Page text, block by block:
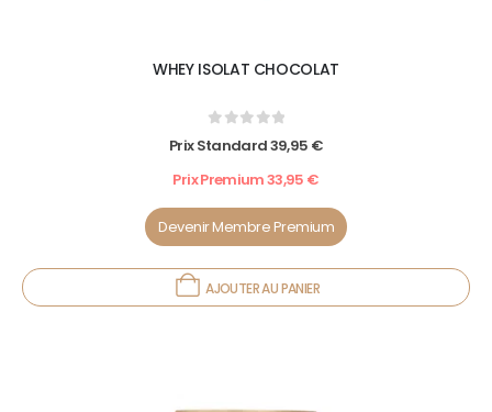
WHEY ISOLAT CHOCOLAT
Prix Standard39,95 €
Prix Premium33,95 €
Devenir Membre Premium
AJOUTER AU PANIER